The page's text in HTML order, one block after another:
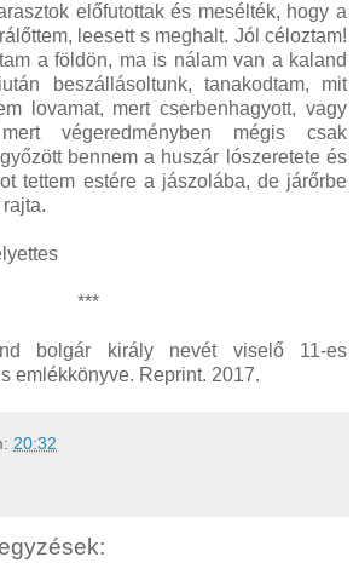
előfutottak és mesélték, hogy a
leesett s meghalt. Jól céloztam!
a földön, ma is nálam van a kaland
beszállásoltunk, tanakodtam, mit
lovamat, mert cserbenhagyott, vagy
mert végeredményben mégis csak
bennem a huszár lószeretete és
tettem estére a jászolába, de járőrbe
***
bolgár király nevét viselő 11-es
emlékkönyve. Reprint. 2017.
20:32